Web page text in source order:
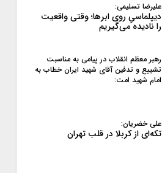
علیرضا تسلیمی:
دیپلماسیِ روی ابرها؛ وقتی واقعیت
را نادیده می‌گیریم
رهبر معظم انقلاب در پیامی به‌ مناسبت
تشییع و تدفین آقای شهید ایران خطاب به
امام شهید امت:
علی خضریان:
تکه‌ای از کربلا در قلب تهران